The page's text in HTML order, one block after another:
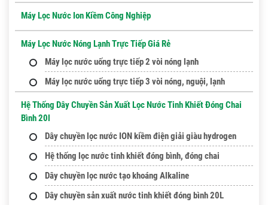
Máy Lọc Nước Ion Kiềm Công Nghiệp
Máy Lọc Nước Nóng Lạnh Trực Tiếp Giá Rẻ
Máy lọc nước uống trực tiếp 2 vòi nóng lạnh
Máy lọc nước uống trực tiếp 3 vòi nóng, nguội, lạnh
Hệ Thống Dây Chuyền Sản Xuất Lọc Nước Tinh Khiết Đóng Chai
Bình 20l
Dây chuyền lọc nước ION kiềm điện giải giàu hydrogen
Hệ thống lọc nước tinh khiết đóng bình, đóng chai
Dây chuyền lọc nước tạo khoáng Alkaline
Dây chuyền sản xuất nước tinh khiết đóng bình 20L